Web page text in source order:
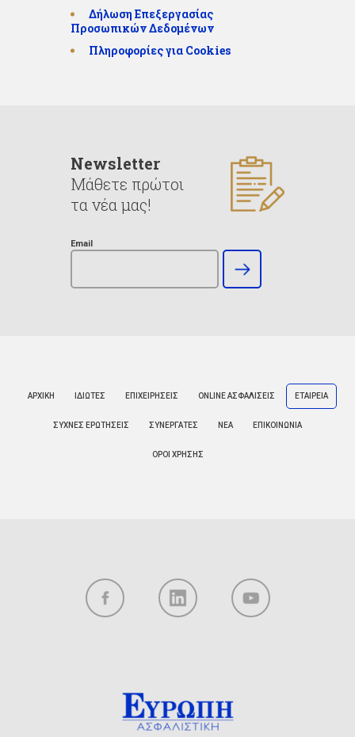
Δήλωση Επεξεργασίας
Προσωπικών Δεδομένων
Πληροφορίες για Cookies
Newsletter
Μάθετε πρώτοι
τα νέα μας!
Email
ΑΡΧΙΚΗ ΙΔΙΩΤΕΣ ΕΠΙΧΕΙΡΗΣΕΙΣ ONLINE ΑΣΦΑΛΙΣΕΙΣ ΕΤΑΙΡΕΙΑ
ΣΥΧΝΕΣ ΕΡΩΤΗΣΕΙΣ ΣΥΝΕΡΓΑΤΕΣ ΝΕΑ ΕΠΙΚΟΙΝΩΝΙΑ
ΟΡΟΙ ΧΡΗΣΗΣ